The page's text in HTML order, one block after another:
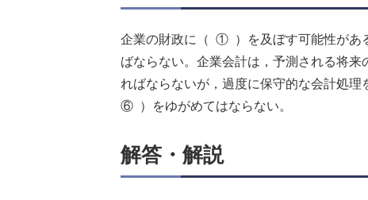
企業の財政に（ ① ）を及ぼす可能性があ
ばならない。企業会計は，予測される将
ればならないが，過度に保守的な会計処
⑥ ）をゆがめてはならない。
解答・解説